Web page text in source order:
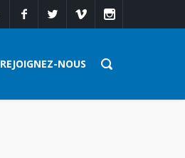
REJOIGNEZ-NOUS